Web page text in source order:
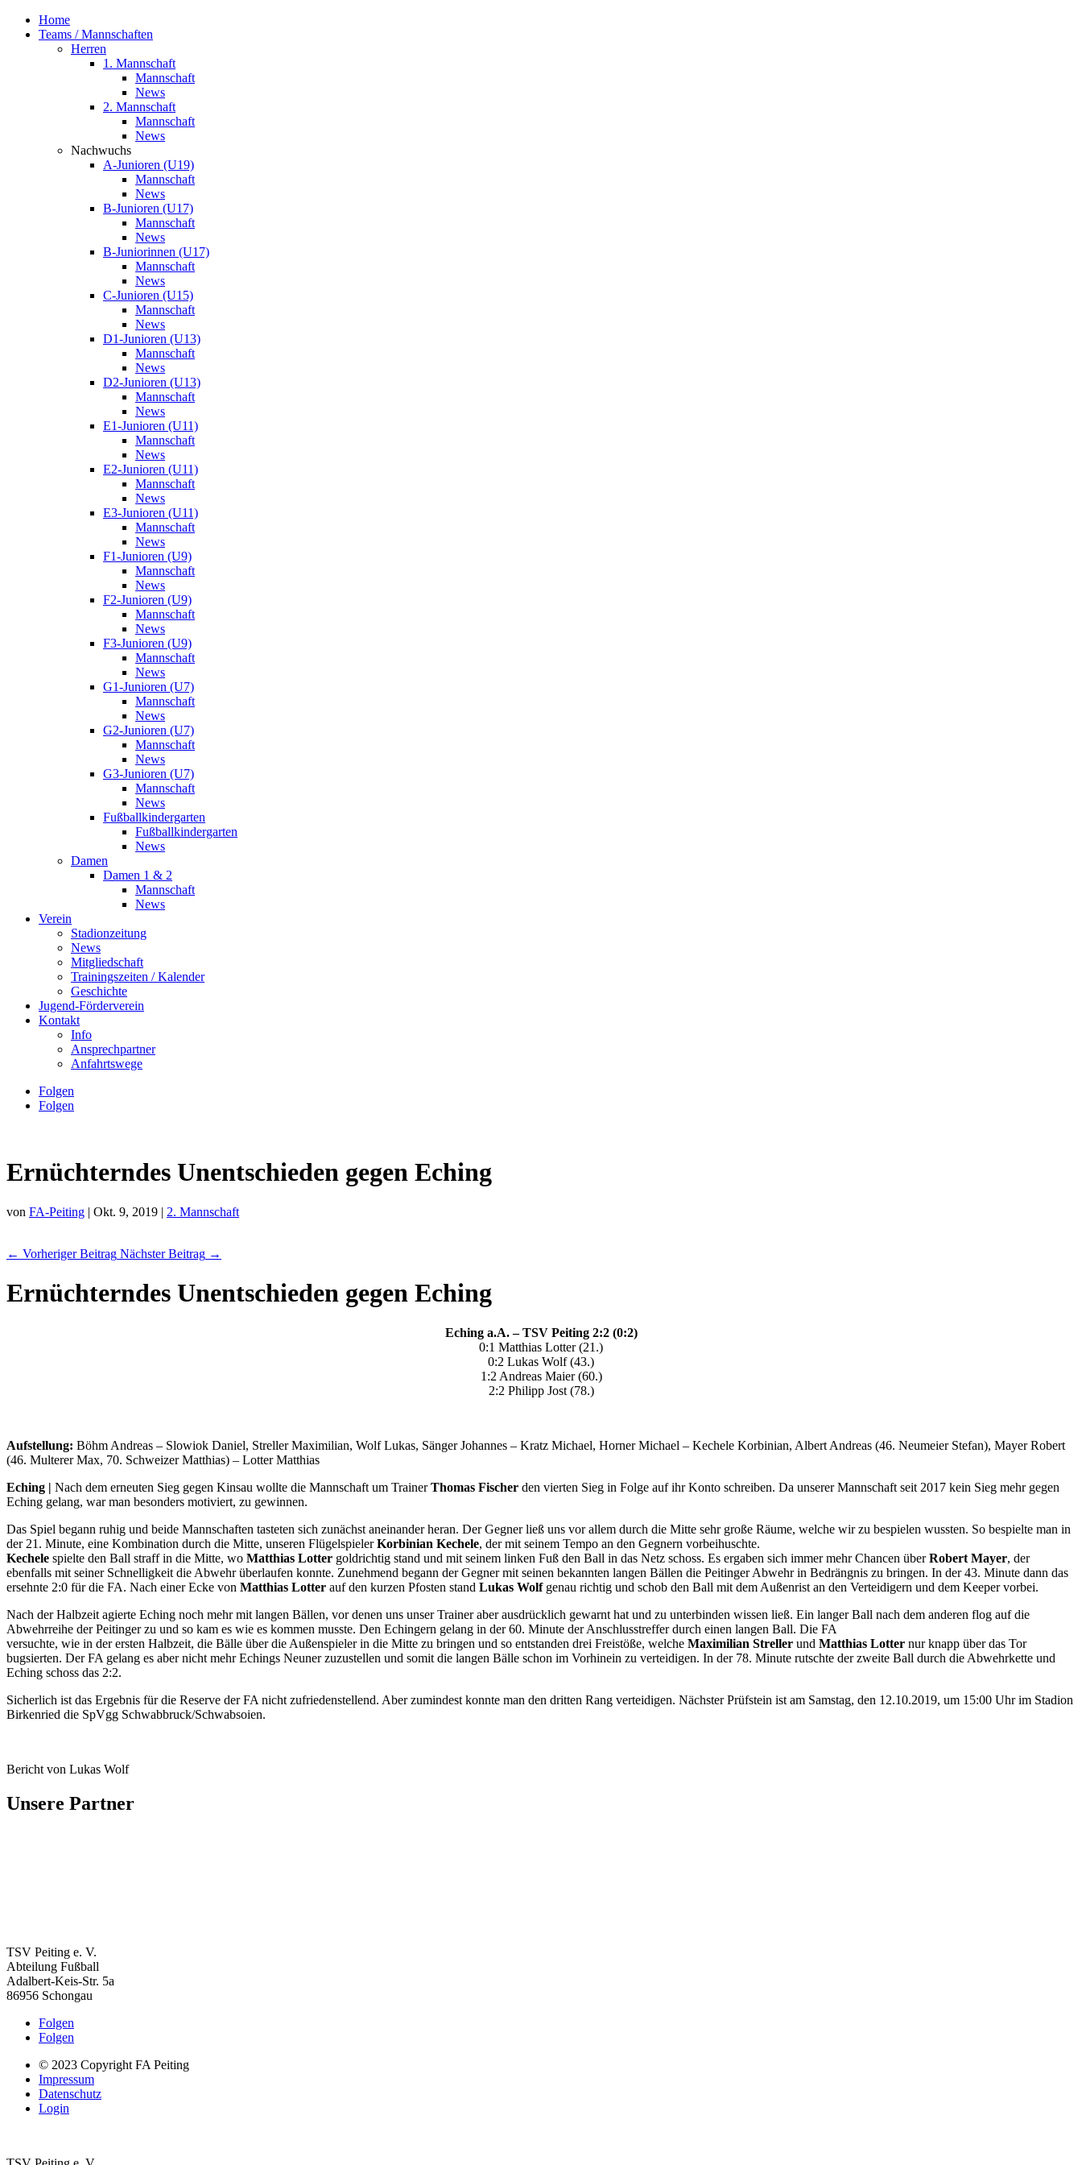
Home
Teams / Mannschaften
Herren
1. Mannschaft
Mannschaft
News
2. Mannschaft
Mannschaft
News
Nachwuchs
A-Junioren (U19)
Mannschaft
News
B-Junioren (U17)
Mannschaft
News
B-Juniorinnen (U17)
Mannschaft
News
C-Junioren (U15)
Mannschaft
News
D1-Junioren (U13)
Mannschaft
News
D2-Junioren (U13)
Mannschaft
News
E1-Junioren (U11)
Mannschaft
News
E2-Junioren (U11)
Mannschaft
News
E3-Junioren (U11)
Mannschaft
News
F1-Junioren (U9)
Mannschaft
News
F2-Junioren (U9)
Mannschaft
News
F3-Junioren (U9)
Mannschaft
News
G1-Junioren (U7)
Mannschaft
News
G2-Junioren (U7)
Mannschaft
News
G3-Junioren (U7)
Mannschaft
News
Fußballkindergarten
Fußballkindergarten
News
Damen
Damen 1 & 2
Mannschaft
News
Verein
Stadionzeitung
News
Mitgliedschaft
Trainingszeiten / Kalender
Geschichte
Jugend-Förderverein
Kontakt
Info
Ansprechpartner
Anfahrtswege
Folgen
Folgen
Ernüchterndes Unentschieden gegen Eching
von FA-Peiting | Okt. 9, 2019 | 2. Mannschaft
← Vorheriger Beitrag Nächster Beitrag →
Ernüchterndes Unentschieden gegen Eching
Eching a.A. – TSV Peiting 2:2 (0:2)
0:1 Matthias Lotter (21.)
0:2 Lukas Wolf (43.)
1:2 Andreas Maier (60.)
2:2 Philipp Jost (78.)
Aufstellung: Böhm Andreas – Slowiok Daniel, Streller Maximilian, Wolf Lukas, Sänger Johannes – Kratz Michael, Horner Michael – Kechele Korbinian, Albert Andreas (46. Neumeier Stefan), Mayer Robert
(46. Multerer Max, 70. Schweizer Matthias) – Lotter Matthias
Eching | Nach dem erneuten Sieg gegen Kinsau wollte die Mannschaft um TrainerThomas Fischer den vierten Sieg in Folge auf ihr Konto schreiben. Da unserer Mannschaft seit 2017 kein Sieg mehr gegen
Eching gelang, war man besonders motiviert, zu gewinnen.
Das Spiel begann ruhig und beide Mannschaften tasteten sich zunächst aneinander heran. Der Gegner ließ uns vor allem durch die Mitte sehr große Räume, welche wir zu bespielen wussten. So bespielte man in
der 21. Minute, eine Kombination durch die Mitte, unseren FlügelspielerKorbinian Kechele, der mit seinem Tempo an den Gegnern vorbeihuschte.
Kechele spielte den Ball straff in die Mitte, wo Matthias Lotter goldrichtig stand und mit seinem linken Fuß den Ball in das Netz schoss. Es ergaben sich immer mehr Chancen überRobert Mayer, der
ebenfalls mit seiner Schnelligkeit die Abwehr überlaufen konnte. Zunehmend begann der Gegner mit seinen bekannten langen Bällen die Peitinger Abwehr in Bedrängnis zu bringen. In der 43. Minute dann das
ersehnte 2:0 für die FA. Nach einer Ecke von Matthias Lotter auf den kurzen Pfosten stand Lukas Wolfgenau richtig und schob den Ball mit dem Außenrist an den Verteidigern und dem Keeper vorbei.
Nach der Halbzeit agierte Eching noch mehr mit langen Bällen, vor denen uns unser Trainer aber ausdrücklich gewarnt hat und zu unterbinden wissen ließ. Ein langer Ball nach dem anderen flog auf die
Abwehrreihe der Peitinger zu und so kam es wie es kommen musste. Den Echingern gelang in der 60. Minute der Anschlusstreffer durch einen langen Ball. Die FA
versuchte, wie in der ersten Halbzeit, die Bälle über die Außenspieler in die Mitte zu bringen und so entstanden drei Freistöße, welche Maximilian Streller und Matthias Lotter nur knapp über das Tor
bugsierten. Der FA gelang es aber nicht mehr Echings Neuner zuzustellen und somit die langen Bälle schon im Vorhinein zu verteidigen. In der 78. Minute rutschte der zweite Ball durch die Abwehrkette und
Eching schoss das 2:2.
Sicherlich ist das Ergebnis für die Reserve der FA nicht zufriedenstellend. Aber zumindest konnte man den dritten Rang verteidigen. Nächster Prüfstein ist am Samstag, den 12.10.2019, um 15:00 Uhr im Stadion
Birkenried die SpVgg Schwabbruck/Schwabsoien.
Bericht von Lukas Wolf
Unsere Partner
TSV Peiting e. V.
Abteilung Fußball
Adalbert-Keis-Str. 5a
86956 Schongau
Folgen
Folgen
© 2023 Copyright FA Peiting
Impressum
Datenschutz
Login